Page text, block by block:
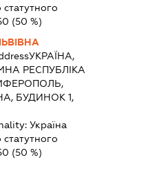
(50 %)
УКРАЇНА,
РЕСПУБЛІКА
БУДИНОК 1,
Україна
(50 %)